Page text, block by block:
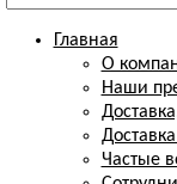
Главная
О
Наши
Частые